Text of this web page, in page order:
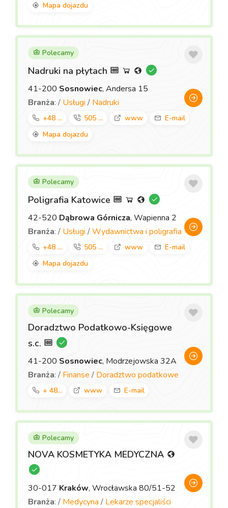
Mapa dojazdu
Polecamy
Nadruki na płytach
41-200 Sosnowiec, Andersa 15
Branża: / Usługi / Nadruki
+48 ... 505 ... www
E-mail
Mapa dojazdu
Polecamy
Poligrafia Katowice
42-520 Dąbrowa Górnicza, Wapienna 2
Branża: / Usługi /Wydawnictwa i poligrafia
+48 ... 505 ... www
E-mail
Mapa dojazdu
Polecamy
Doradztwo Podatkowo-Księgowe
s.c.
41-200 Sosnowiec, Modrzejowska 32A
Branża: / Finanse / Doradztwo podatkowe
+ 48... www E-mail
Polecamy
NOVA KOSMETYKA MEDYCZNA
30-017 Kraków, Wrocławska 80/51-52
Branża: / Medycyna / Lekarze specjaliści